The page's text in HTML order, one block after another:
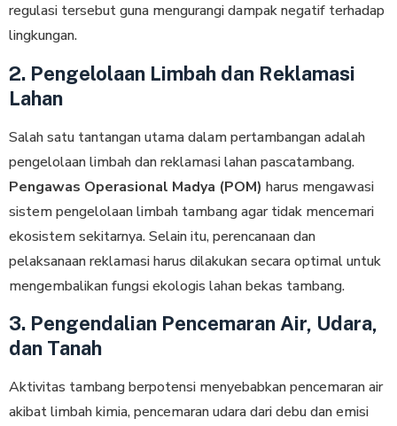
regulasi tersebut guna mengurangi dampak negatif terhadap
lingkungan.
2. Pengelolaan Limbah dan Reklamasi
Lahan
Salah satu tantangan utama dalam pertambangan adalah
pengelolaan limbah dan reklamasi lahan pascatambang.
Pengawas Operasional Madya (POM) harus mengawasi
sistem pengelolaan limbah tambang agar tidak mencemari
ekosistem sekitarnya. Selain itu, perencanaan dan
pelaksanaan reklamasi harus dilakukan secara optimal untuk
mengembalikan fungsi ekologis lahan bekas tambang.
3. Pengendalian Pencemaran Air, Udara,
dan Tanah
Aktivitas tambang berpotensi menyebabkan pencemaran air
akibat limbah kimia, pencemaran udara dari debu dan emisi